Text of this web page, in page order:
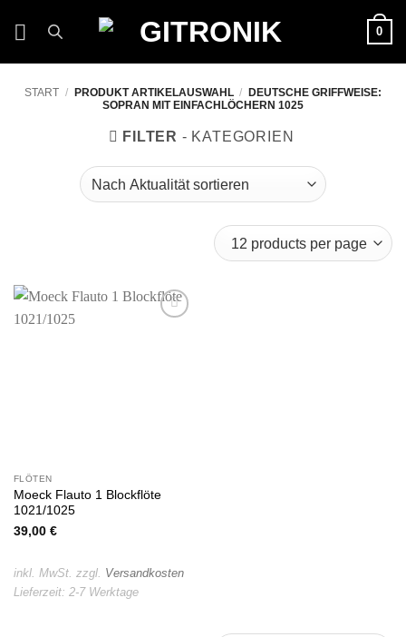
0
START / PRODUKT ARTIKELAUSWAHL /
DEUTSCHE GRIFFWEISE:
SOPRAN MIT EINFACHLÖCHERN 1025
FILTER
FLÖTEN
Moeck Flauto 1 Blockflöte
1021/1025
39,00 €
inkl. MwSt. zzgl. Versandkosten
Lieferzeit: 2-7 Werktage